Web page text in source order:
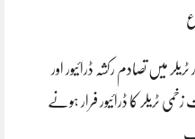
ٹریلر میں تصادم رکشہ ڈرائیور اور
ٹریلر کا ڈرائیور فرار ہونے